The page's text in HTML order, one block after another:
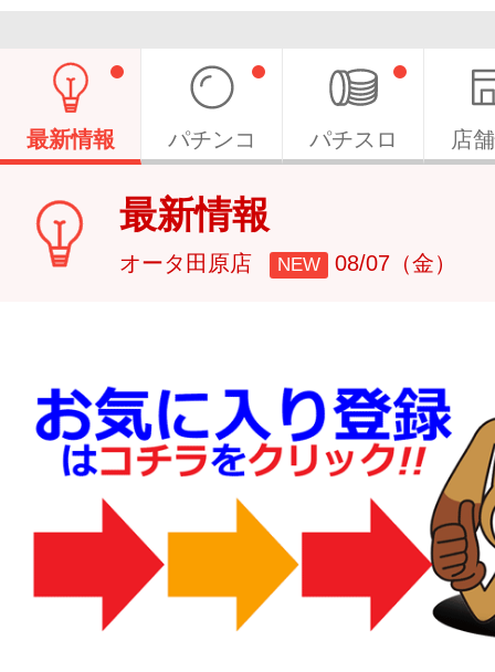
最新情報 パチンコ パチスロ 店
最新情報
オータ田原店 NEW 08/07（金）